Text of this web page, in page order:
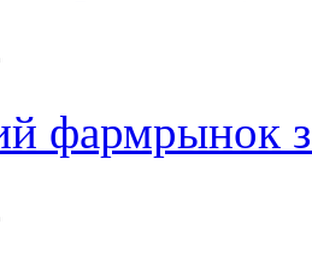
фармрынок